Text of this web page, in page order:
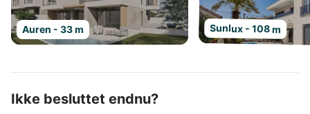
Auren - 33 m Sunlux - 108 m
Ikke besluttet endnu?